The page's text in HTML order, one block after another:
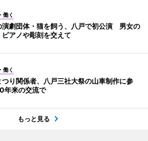
働く
演劇団体・猫を飼う、八戸で初公演 男女の
ピアノや彫刻を交えて
働く
つり関係者、八戸三社大祭の山車制作に参
来の交流で
もっと見る